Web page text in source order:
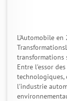
L'Automobile
transformations
Entre l'essor
technologiques,
l'industrie